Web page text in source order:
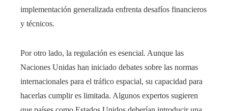
implementación generalizada enfrenta desafíos financieros
y técnicos.
Por otro lado, la regulación es esencial. Aunque las
Naciones Unidas han iniciado debates sobre las normas
internacionales para el tráfico espacial, su capacidad para
hacerlas cumplir es limitada. Algunos expertos sugieren